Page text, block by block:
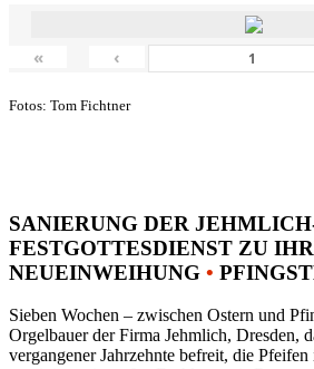
« ‹
Fotos: Tom Fichtner
SANIERUNG DER
FESTGOTTESDIENST ZU
NEUEINWEIHUNG •
Sieben Wochen – zwischen Ostern und
Orgelbauer der Firma Jehmlich, Dresden,
vergangener Jahrzehnte befreit, die